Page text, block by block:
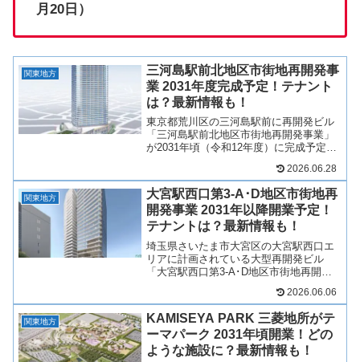
月20日）
関東地方
三河島駅前北地区市街地再開発事
業 2031年度完成予定！テナント
は？最新情報も！
東京都荒川区の三河島駅前に再開発ビル
「三河島駅前北地区市街地再開発事業」
が2031年頃（令和12年度）に完成予定で
体に、低層階には商業施設や多目的アリ
ーナが併設され、商業施設には生活を支
える複数店舗が出店...
2026.06.28
関東地方
大宮駅西口第3-A･D地区市街地再
開発事業 2031年以降開業予定！
テナントは？最新情報も！
埼玉県さいたま市大宮区の大宮駅西口エ
リアに計画されている大型再開発ビル
「大宮駅西口第3-A･D地区市街地再開発
建ての「住宅棟」と地上21階建ての「業
務棟」の2棟からなる複合タワーとなり、
低層階には「...
2026.06.06
関東地方
KAMISEYA PARK 三菱地所がテ
ーマパーク 2031年頃開業！どの
ような施設に？最新情報も！